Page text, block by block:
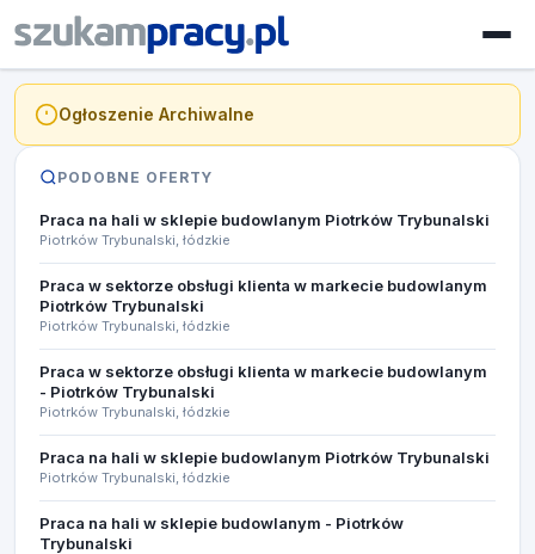
Ogłoszenie Archiwalne
PODOBNE OFERTY
Praca na hali w sklepie budowlanym Piotrków Trybunalski
Piotrków Trybunalski, łódzkie
Praca w sektorze obsługi klienta w markecie budowlanym
Piotrków Trybunalski
Piotrków Trybunalski, łódzkie
Praca w sektorze obsługi klienta w markecie budowlanym
- Piotrków Trybunalski
Piotrków Trybunalski, łódzkie
Praca na hali w sklepie budowlanym Piotrków Trybunalski
Piotrków Trybunalski, łódzkie
Praca na hali w sklepie budowlanym - Piotrków
Trybunalski